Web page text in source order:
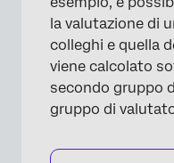
la valutazione di
colleghi e quella
viene calcolato
secondo gruppo
gruppo di